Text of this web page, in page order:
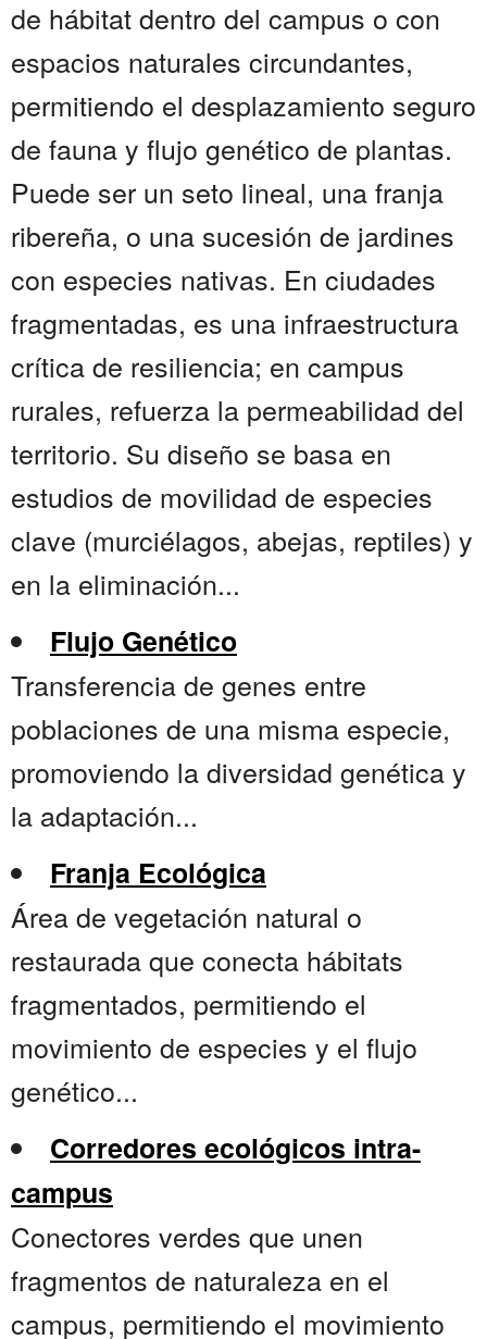
de hábitat dentro del campus o con
espacios naturales circundantes,
permitiendo el desplazamiento seguro
de fauna y flujo genético de plantas.
Puede ser un seto lineal, una franja
ribereña, o una sucesión de jardines
con especies nativas. En ciudades
fragmentadas, es una infraestructura
crítica de resiliencia; en campus
rurales, refuerza la permeabilidad del
territorio. Su diseño se basa en
estudios de movilidad de especies
clave (murciélagos, abejas, reptiles) y
en la eliminación...
Flujo Genético
Transferencia de genes entre
poblaciones de una misma especie,
promoviendo la diversidad genética y
la adaptación...
Franja Ecológica
Área de vegetación natural o
restaurada que conecta hábitats
fragmentados, permitiendo el
movimiento de especies y el flujo
genético...
Corredores ecológicos intra-
campus
Conectores verdes que unen
fragmentos de naturaleza en el
campus, permitiendo el movimiento